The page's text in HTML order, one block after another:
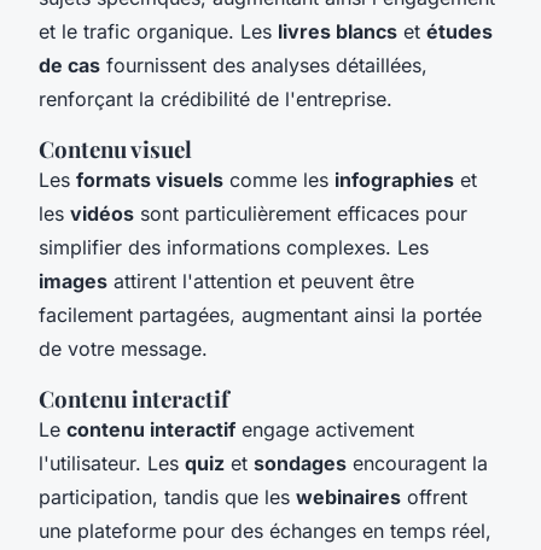
et le trafic organique. Les livres blancs et études
de cas fournissent des analyses détaillées,
renforçant la crédibilité de l'entreprise.
Contenu visuel
Les formats visuels comme les infographies et
les vidéos sont particulièrement efficaces pour
simplifier des informations complexes. Les
images attirent l'attention et peuvent être
facilement partagées, augmentant ainsi la portée
de votre message.
Contenu interactif
Le contenu interactif engage activement
l'utilisateur. Les quiz et sondages encouragent la
participation, tandis que les webinaires offrent
une plateforme pour des échanges en temps réel,